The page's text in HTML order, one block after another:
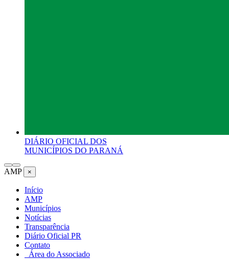
DIÁRIO OFICIAL DOS
MUNICÍPIOS DO PARANÁ
AMP ×
Início
AMP
Municípios
Notícias
Transparência
Diário Oficial PR
Contato
Área do Associado